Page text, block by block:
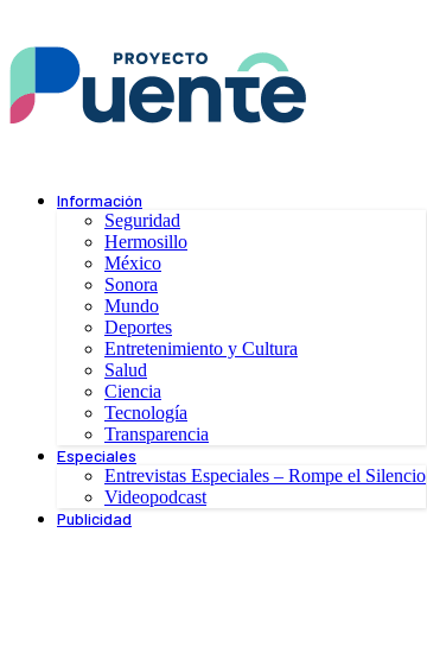
Información
Seguridad
Hermosillo
México
Sonora
Mundo
Deportes
Entretenimiento y Cultura
Salud
Ciencia
Tecnología
Transparencia
Especiales
Entrevistas Especiales – Rompe el Silencio
Videopodcast
Publicidad